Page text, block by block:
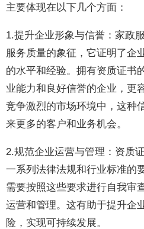
主要体现在以下几个方面：
1.提升企业形象与信誉：家政
服务质量的象征，它证明了企
的水平和经验。拥有资质证书
业能力和良好信誉的企业，更
竞争激烈的市场环境中，这种
来更多的客户和业务机会。
2.规范企业运营与管理：资质
一系列法律法规和行业标准的
需要按照这些要求进行自我审
运营和管理。这有助于提升企
险，实现可持续发展。